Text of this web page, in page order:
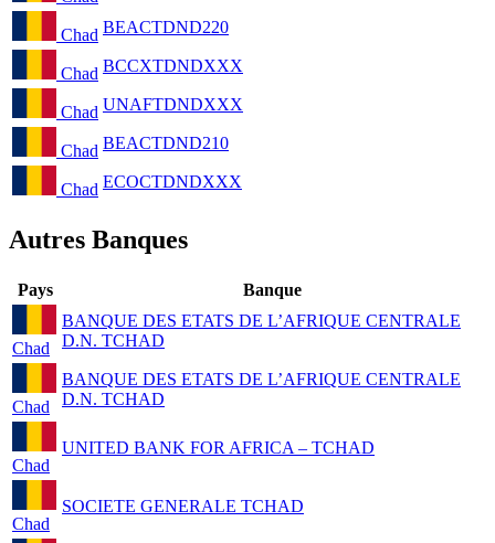
Chad BEACTDND220
Chad BCCXTDNDXXX
Chad UNAFTDNDXXX
Chad BEACTDND210
Chad ECOCTDNDXXX
Autres Banques
Pays Banque
Chad
BANQUE DES ETATS DE L’AFRIQUE CENTRALE
D.N. TCHAD
Chad
BANQUE DES ETATS DE L’AFRIQUE CENTRALE
D.N. TCHAD
Chad
UNITED BANK FOR AFRICA – TCHAD
Chad
SOCIETE GENERALE TCHAD